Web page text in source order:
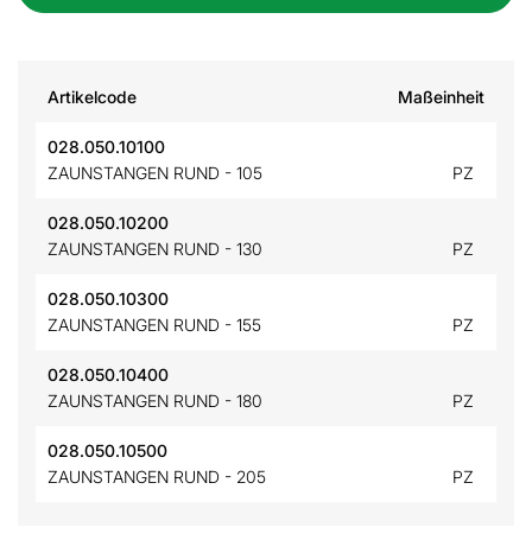
Artikelcode Maßeinheit
028.050.10100
ZAUNSTANGEN RUND - 105
PZ
028.050.10200
ZAUNSTANGEN RUND - 130
PZ
028.050.10300
ZAUNSTANGEN RUND - 155
PZ
028.050.10400
ZAUNSTANGEN RUND - 180
PZ
028.050.10500
ZAUNSTANGEN RUND - 205
PZ